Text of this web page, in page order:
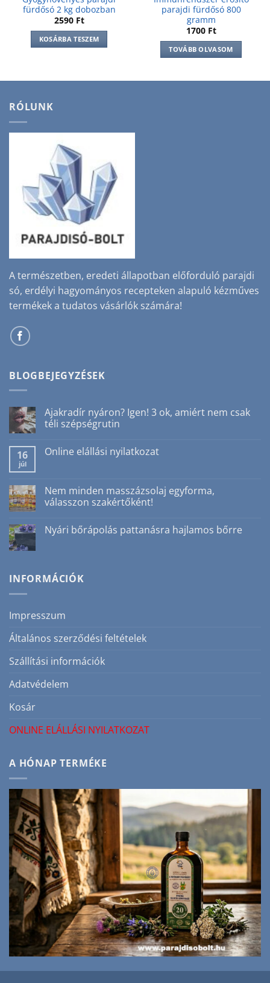
fürdősó 2 kg dobozban
2590 Ft
KOSÁRBA TESZEM
parajdi fürdősó 800
gramm
1700 Ft
TOVÁBB OLVASOM
RÓLUNK
A természetben, eredeti állapotban előforduló parajdi
só, erdélyi hagyományos recepteken alapuló kézműves
termékek a tudatos vásárlók számára!
BLOGBEJEGYZÉSEK
Ajakradír nyáron? Igen! 3 ok, amiért nem csak
téli szépségrutin
a(z)
ok,
amiért
nem
szépségrutin
bejegyzéshez
16
júl
Online elállási nyilatkozat
Online
elállási
nyilatkozat
Nem minden masszázsolaj egyforma,
válasszon szakértőként!
a(z)
Nem
szakértőként!
bejegyzéshez
Nyári bőrápolás pattanásra hajlamos bőrre
bőrápolás
pattanásra
INFORMÁCIÓK
Impresszum
Általános szerződési feltételek
Szállítási információk
Adatvédelem
Kosár
ONLINE ELÁLLÁSI NYILATKOZAT
A HÓNAP TERMÉKE